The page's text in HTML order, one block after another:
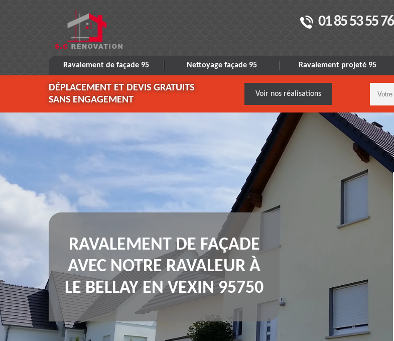
01 85 53 55 76
Ravalement de façade 95 Nettoyage façade 95 Ravalement projeté 95
DÉPLACEMENT ET DEVIS GRATUITS
SANS ENGAGEMENT
Voir nos réalisations
RAVALEMENT DE FAÇADE
AVEC NOTRE RAVALEUR À
LE BELLAY EN VEXIN 95750